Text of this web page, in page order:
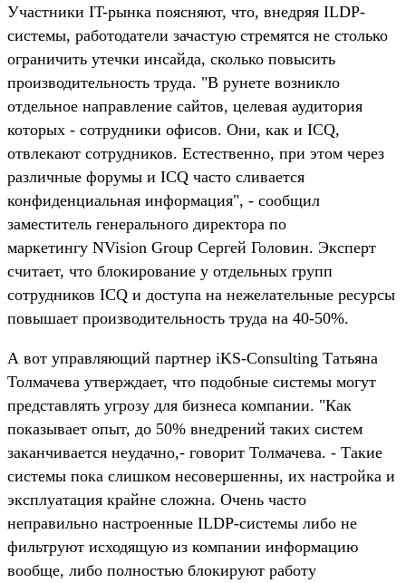
Участники IT-рынка поясняют, что, внедряя ILDP-
системы, работодатели зачастую стремятся не столько
ограничить утечки инсайда, сколько повысить
производительность труда. "В рунете возникло
отдельное направление сайтов, целевая аудитория
которых - сотрудники офисов. Они, как и ICQ,
отвлекают сотрудников. Естественно, при этом через
различные форумы и ICQ часто сливается
конфиденциальная информация", - сообщил
заместитель генерального директора по
маркетингу NVision Group Сергей Головин. Эксперт
считает, что блокирование у отдельных групп
сотрудников ICQ и доступа на нежелательные ресурсы
повышает производительность труда на 40-50%.
А вот управляющий партнер iKS-Consulting Татьяна
Толмачева утверждает, что подобные системы могут
представлять угрозу для бизнеса компании. "Как
показывает опыт, до 50% внедрений таких систем
заканчивается неудачно,- говорит Толмачева. - Такие
системы пока слишком несовершенны, их настройка и
эксплуатация крайне сложна. Очень часто
неправильно настроенные ILDP-системы либо не
фильтруют исходящую из компании информацию
вообще, либо полностью блокируют работу